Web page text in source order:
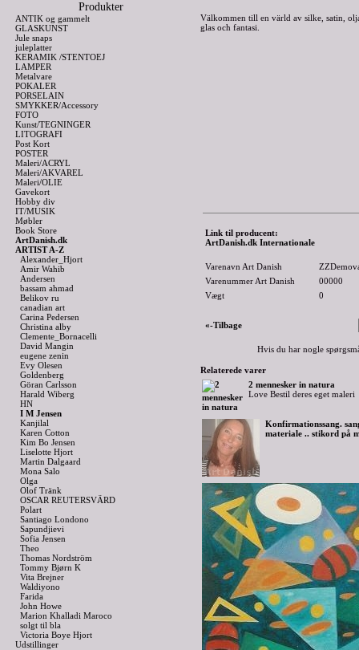
Produkter
ANTIK og gammelt
GLASKUNST
Jule snaps
juleplatter
KERAMIK /STENTOEJ
LAMPER
Metalvare
POKALER
PORSELAIN
SMYKKER/Accessory
FOTO
Kunst/TEGNINGER
LITOGRAFI
Post Kort
POSTER
Maleri/ACRYL
Maleri/AKVAREL
Maleri/OLIE
Gavekort
Hobby div
IT/MUSIK
Møbler
Book Store
ArtDanish.dk
ARTIST A-Z
Alexander_Hjort
Amir Wahib
Andersen
bassam ahmad
Belikov ru
canadian art
Carina Pedersen
Christina alby
Clemente_Bornacelli
David Mangin
eugene zenin
Evy Olesen
Goldenberg
Göran Carlsson
Harald Wiberg
HN
I M Jensen
Kanjilal
Karen Cotton
Kim Bo Jensen
Liselotte Hjort
Martin Dalgaard
Mona Salo
Olga
Olof Tränk
OSCAR REUTERSVÄRD
Polart
Santiago Londono
Sapundjievi
Sofia Jensen
Theo
Thomas Nordström
Tommy Bjørn K
Vita Brejner
Waldiyono
Farida
John Howe
Marion Khalladi Maroco
solgt til bla
Victoria Boye Hjort
Udstillinger
Välkommen till en värld av silke, satin,
glas och fantasi.
Link til producent:
ArtDanish.dk Internationale
Varenavn Art Danish
Varenummer Art Danish
00000
Vægt
0
«-Tilbage
Hvis du har nogle
Relaterede varer
2 mennesker in natura
Love Bestil deres eget maleri
Konfirmationssang.
materiale .. stikord på